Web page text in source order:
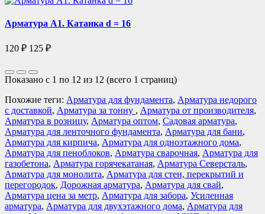
Арматура А1. Катанка d = 16
120 ₽ 125 ₽
Показано с 1 по 12 из 12 (всего 1 страниц)
Похожие теги: Арматура для фундамента, Арматура недорого
с доставкой, Арматура за тонну , Арматура от производителя,
Арматура в розницу, Арматура оптом, Садовая арматура,
Арматура для ленточного фундамента, Арматура для бани,
Арматура для кирпича, Арматура для одноэтажного дома,
Арматура для пеноблоков, Арматура сварочная, Арматура для
газобетона, Арматура горячекатаная, Арматура Северсталь,
Арматура для монолита, Арматура для стен, перекрытий и
перегородок, Дорожная арматура, Арматура для свай,
Арматура цена за метр, Арматура для забора, Усиленная
арматура, Арматура для двухэтажного дома, Арматура для